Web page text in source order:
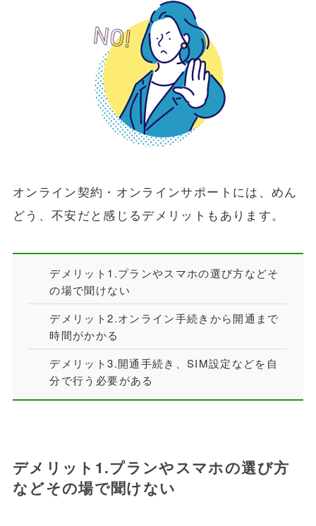
オンライン契約・オンラインサポートには、めん
どう、不安だと感じるデメリットもあります。
デメリット1.プランやスマホの選び方などそ
の場で聞けない
デメリット2.オンライン手続きから開通まで
時間がかかる
デメリット3.開通手続き、SIM設定などを自
分で行う必要がある
デメリット1.プランやスマホの選び方
などその場で聞けない